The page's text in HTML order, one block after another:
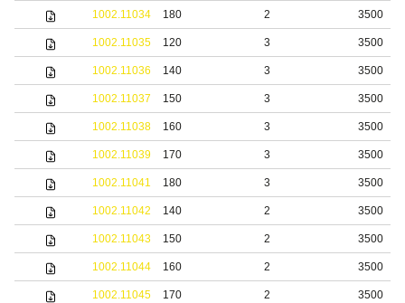
1002.11034 180 2 3500
1002.11035 120 3 3500
1002.11036 140 3 3500
1002.11037 150 3 3500
1002.11038 160 3 3500
1002.11039 170 3 3500
1002.11041 180 3 3500
1002.11042 140 2 3500
1002.11043 150 2 3500
1002.11044 160 2 3500
1002.11045 170 2 3500